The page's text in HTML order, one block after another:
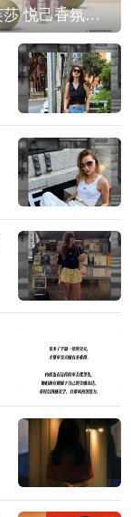
IPSA茵芙莎 悦己香氛凝露上市